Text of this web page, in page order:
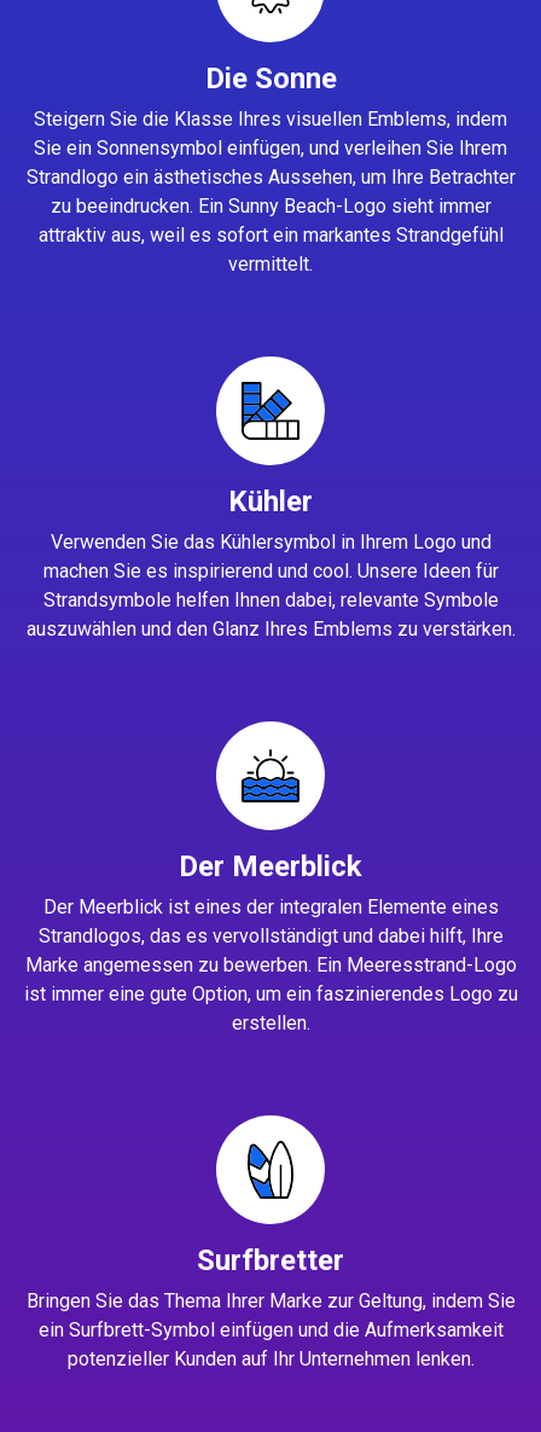
Die Sonne
Steigern Sie die Klasse Ihres visuellen Emblems, indem
Sie ein Sonnensymbol einfügen, und verleihen Sie Ihrem
Strandlogo ein ästhetisches Aussehen, um Ihre Betrachter
zu beeindrucken. Ein Sunny Beach-Logo sieht immer
attraktiv aus, weil es sofort ein markantes Strandgefühl
vermittelt.
Kühler
Verwenden Sie das Kühlersymbol in Ihrem Logo und
machen Sie es inspirierend und cool. Unsere Ideen für
Strandsymbole helfen Ihnen dabei, relevante Symbole
auszuwählen und den Glanz Ihres Emblems zu verstärken.
Der Meerblick
Der Meerblick ist eines der integralen Elemente eines
Strandlogos, das es vervollständigt und dabei hilft, Ihre
Marke angemessen zu bewerben. Ein Meeresstrand-Logo
ist immer eine gute Option, um ein faszinierendes Logo zu
erstellen.
Surfbretter
Bringen Sie das Thema Ihrer Marke zur Geltung, indem Sie
ein Surfbrett-Symbol einfügen und die Aufmerksamkeit
potenzieller Kunden auf Ihr Unternehmen lenken.